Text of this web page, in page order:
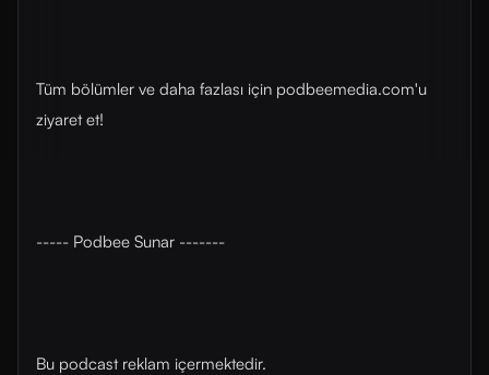
Tüm bölümler ve daha fazlası için ⁠⁠podbeemedia.com⁠⁠'u
ziyaret et!
----- Podbee Sunar -------
Bu podcast reklam içermektedir.